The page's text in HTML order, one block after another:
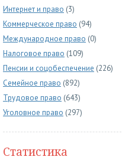
Интернет и право (3)
Коммерческое право (94)
Международное право (0)
Налоговое право (109)
Пенсии и соцобеспечение (226)
Семейное право (892)
Трудовое право (643)
Уголовное право (297)
Статистика